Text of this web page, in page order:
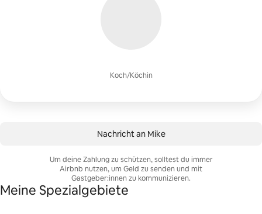
Koch/Köchin
Nachricht an Mike
Um deine Zahlung zu schützen, solltest du immer
Airbnb nutzen, um Geld zu senden und mit
Gastgeber:innen zu kommunizieren.
Meine Spezialgebiete